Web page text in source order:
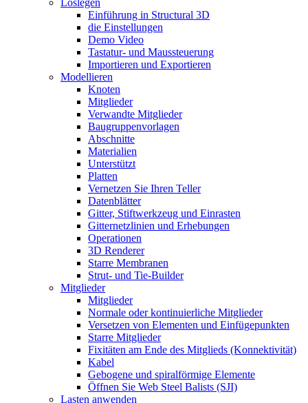
Loslegen
Einführung in Structural 3D
die Einstellungen
Demo Video
Tastatur- und Maussteuerung
Importieren und Exportieren
Modellieren
Knoten
Mitglieder
Verwandte Mitglieder
Baugruppenvorlagen
Abschnitte
Materialien
Unterstützt
Platten
Vernetzen Sie Ihren Teller
Datenblätter
Gitter, Stiftwerkzeug und Einrasten
Gitternetzlinien und Erhebungen
Operationen
3D Renderer
Starre Membranen
Strut- und Tie-Builder
Mitglieder
Mitglieder
Normale oder kontinuierliche Mitglieder
Versetzen von Elementen und Einfügepunkten
Starre Mitglieder
Fixitäten am Ende des Mitglieds (Konnektivität)
Kabel
Gebogene und spiralförmige Elemente
Öffnen Sie Web Steel Balists (SJI)
Lasten anwenden